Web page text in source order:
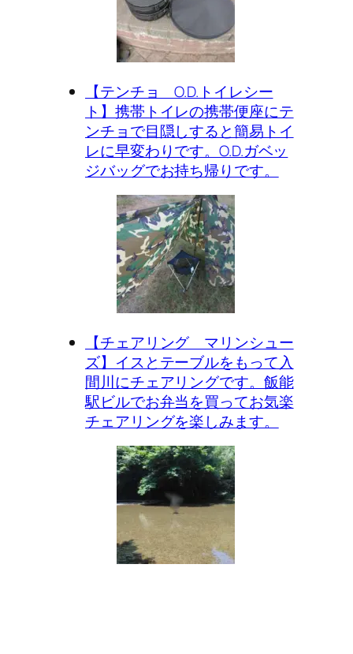
【テンチョ O.D.トイレシー
ト】携帯トイレの携帯便座にテ
ンチョで目隠しすると簡易トイ
レに早変わりです。O.D.ガベッ
ジバッグでお持ち帰りです。
【チェアリング マリンシュー
ズ】イスとテーブルをもって入
間川にチェアリングです。飯能
駅ビルでお弁当を買ってお気楽
チェアリングを楽しみます。